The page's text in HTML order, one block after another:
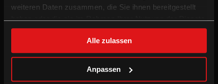
weiteren Daten zusammen, die Sie ihnen bereitgestellt
haben oder die sie im Rahmen Ihrer Nutzung der Dienste
gesammelt haben.
Alle zulassen
Anpassen
Technologien
Gutschein-Info
DOT.magazine
Facebook
Instagram
TikTok
WhatsApp